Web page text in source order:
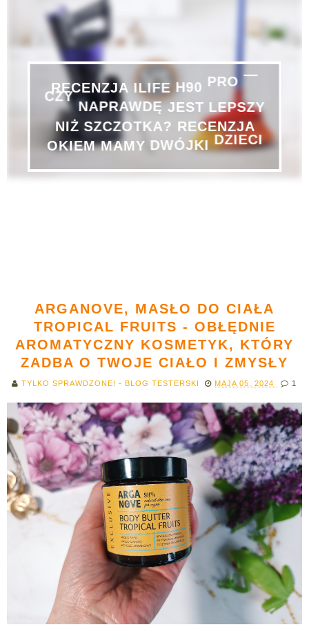
RECENZJA ILIFE H90 PRO
CZY NAPRAWDĘ
JEST LEPSZY
NIŻ SZCZOTKA? RECENZJA
OKIEM MAMY DWÓJKI DZIECI
ARGANOVE, MASŁO DO CIAŁA
TROPICAL FRUITS - OBŁĘDNIE
AROMATYCZNY KOSMETYK, KTÓRY
ZADBA O TWOJE CIAŁO I ZMYSŁY
TYLKO SPRAWDZONE! - BLOG TESTERSKI MAJA 05, 2024 1